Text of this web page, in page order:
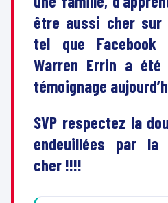
être aussi cher sur
tel que
Warren Errin a
témoignage
SVP respectez la
endeuillées par la
cher !!!!